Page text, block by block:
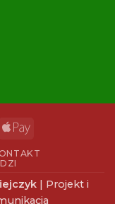
Apple
| Projekt i